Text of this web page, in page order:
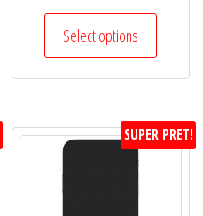
Select options
SUPER PRET!